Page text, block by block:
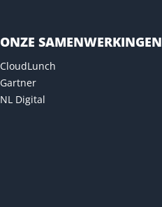
ONZE SAMENWERKINGEN
CloudLunch
Gartner
NL Digital